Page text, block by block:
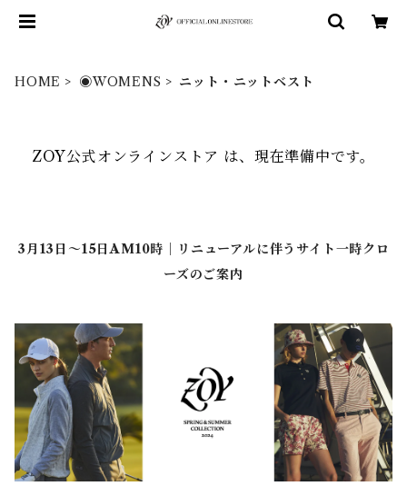
HOME ◉WOMENS ニット・ニットベスト
ZOY公式オンラインストア は、現在準備中です。
3月13日～15日AM10時｜リニューアルに伴うサイト一時クロ
ーズのご案内